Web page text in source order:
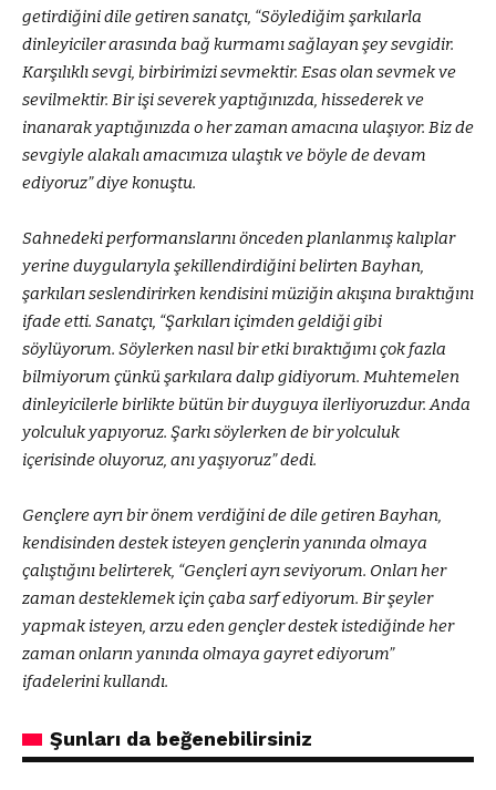
getirdiğini dile getiren sanatçı, “Söylediğim şarkılarla
dinleyiciler arasında bağ kurmamı sağlayan şey sevgidir.
Karşılıklı sevgi, birbirimizi sevmektir. Esas olan sevmek ve
sevilmektir. Bir işi severek yaptığınızda, hissederek ve
inanarak yaptığınızda o her zaman amacına ulaşıyor. Biz de
sevgiyle alakalı amacımıza ulaştık ve böyle de devam
ediyoruz” diye konuştu.
Sahnedeki performanslarını önceden planlanmış kalıplar
yerine duygularıyla şekillendirdiğini belirten Bayhan,
şarkıları seslendirirken kendisini müziğin akışına bıraktığını
ifade etti. Sanatçı, “Şarkıları içimden geldiği gibi
söylüyorum. Söylerken nasıl bir etki bıraktığımı çok fazla
bilmiyorum çünkü şarkılara dalıp gidiyorum. Muhtemelen
dinleyicilerle birlikte bütün bir duyguya ilerliyoruzdur. Anda
yolculuk yapıyoruz. Şarkı söylerken de bir yolculuk
içerisinde oluyoruz, anı yaşıyoruz” dedi.
Gençlere ayrı bir önem verdiğini de dile getiren Bayhan,
kendisinden destek isteyen gençlerin yanında olmaya
çalıştığını belirterek, “Gençleri ayrı seviyorum. Onları her
zaman desteklemek için çaba sarf ediyorum. Bir şeyler
yapmak isteyen, arzu eden gençler destek istediğinde her
zaman onların yanında olmaya gayret ediyorum”
ifadelerini kullandı.
Şunları da beğenebilirsiniz